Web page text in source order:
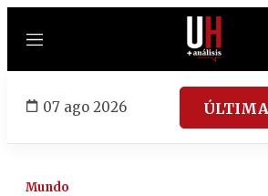
Menú
07 ago 2026
Mundo